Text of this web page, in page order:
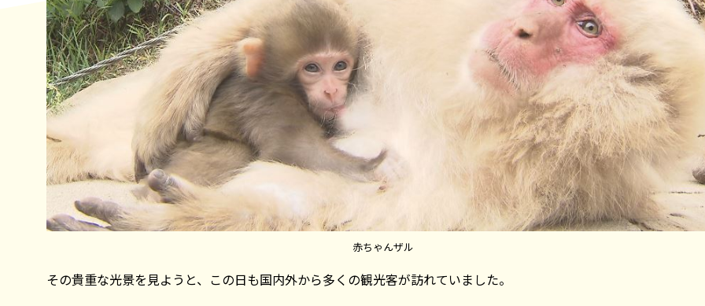
赤ちゃんザル
その貴重な光景を見ようと、この日も国内外から多くの観光客が訪れていました。